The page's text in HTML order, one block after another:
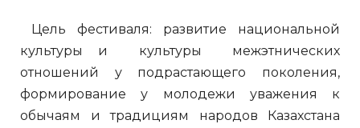
Цель фестиваля: развитие национальной
культуры и культуры межэтнических
отношений у подрастающего поколения,
формирование у молодежи уважения к
обычаям и традициям народов Казахстана